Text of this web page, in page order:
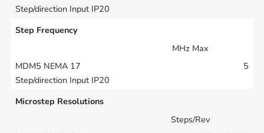
Step Frequency
MHz Max
5
Microstep Resolutions
Steps/Rev